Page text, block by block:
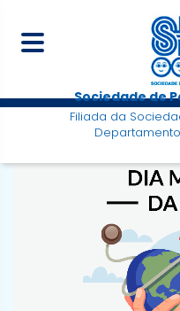
Sociedade de
Filiada da